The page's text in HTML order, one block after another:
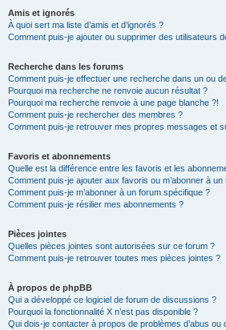
Amis et ignorés
À quoi sert ma liste d’amis et d’ignorés ?
Comment puis-je ajouter ou supprimer des utilisateurs
Recherche dans les forums
Comment puis-je effectuer une recherche dans un ou
Pourquoi ma recherche ne renvoie aucun résultat ?
Pourquoi ma recherche renvoie à une page blanche ?!
Comment puis-je rechercher des membres ?
Comment puis-je retrouver mes propres messages et
Favoris et abonnements
Quelle est la différence entre les favoris et les
Comment puis-je ajouter aux favoris ou m’abonner à
Comment puis-je m’abonner à un forum spécifique ?
Comment puis-je résilier mes abonnements ?
Pièces jointes
Quelles pièces jointes sont autorisées sur ce forum ?
Comment puis-je retrouver toutes mes pièces jointes ?
À propos de phpBB
Qui a développé ce logiciel de forum de discussions ?
Pourquoi la fonctionnalité X n’est pas disponible ?
Qui dois-je contacter à propos de problèmes d’abus ou